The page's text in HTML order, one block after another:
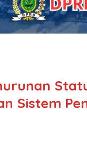
Sistem